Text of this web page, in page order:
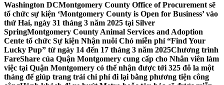
Washington DCMontgomery County Office of Procurement sẽ
tổ chức sự kiện ‘Montgomery County is Open for Business’ vào
thứ Hai, ngày 31 tháng 3 năm 2025 tại Silver
SpringMontgomery County Animal Services and Adoption
Cente tổ chức Sự kiện Nhận nuôi Chó miễn phí “Find Your
Lucky Pup” từ ngày 14 đến 17 tháng 3 năm 2025Chương trình
FareShare của Quận Montgomery cung cấp cho Nhân viên làm
việc tại Quận Montgomery có thể nhận được tới 325 đô la một
tháng để giúp trang trải chi phí đi lại bằng phương tiện công